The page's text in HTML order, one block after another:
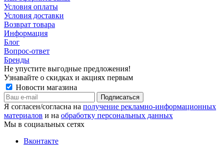
Условия оплаты
Условия доставки
Возврат товара
Информация
Блог
Вопрос-ответ
Бренды
Не упустите выгодные предложения!
Узнавайте о скидках и акциях первым
Новости магазина
Я согласен/согласна на получение рекламно-информационных
материалов и на обработку персональных данных
Мы в социальных сетях
Вконтакте